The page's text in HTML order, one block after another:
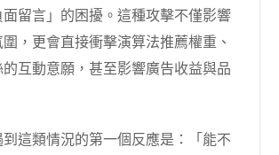
留言」的困擾。這種攻擊不僅影響
，更會直接衝擊演算法推薦權重、
互動意願，甚至影響廣告收益與品
這類情況的第一個反應是：「能不